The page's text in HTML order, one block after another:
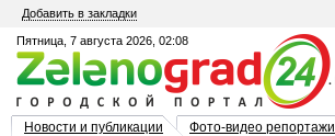
Добавить в закладки
Пятница, 7 августа 2026, 02:08
Новости и публикации Фото-видео репортажи